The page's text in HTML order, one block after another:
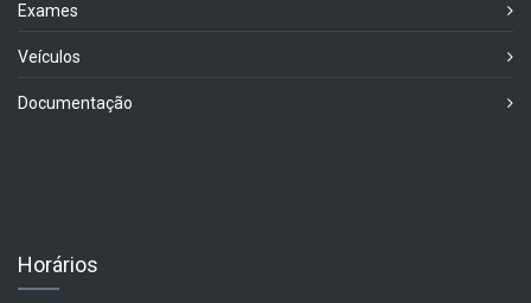
Exames
Veículos
Documentação
Horários